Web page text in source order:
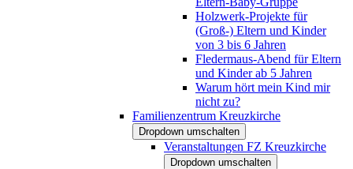
Holzwerk-Projekte für
(Groß-) Eltern und Kinder
von 3 bis 6 Jahren
Fledermaus-Abend für Eltern
und Kinder ab 5 Jahren
Warum hört mein Kind mir
nicht zu?
Familienzentrum Kreuzkirche
Dropdown umschalten
Veranstaltungen FZ Kreuzkirche
Dropdown umschalten